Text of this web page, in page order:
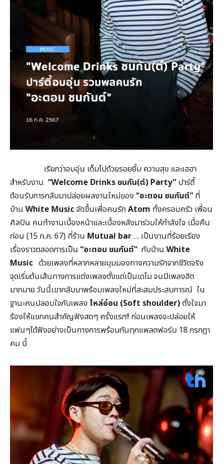
เรียกว่าอบอุ่น เต็มไปด้วยรอยยิ้ม ความสุข และเฮฮา
สำหรับงาน “Welcome Drinksชนกัน(ต์) Party” ปาร์ตี้
ต้อนรับการกลับมาปล่อยผลงานใหม่ของ “อะตอม ชนกันต์” ที่
บ้าน White Musicจัดขึ้นเพื่อคนรักAtom ทั้งครอบครัว เพื่อน
ศิลปิน คนทำงานเบื้องหน้าและเบื้องหลังมาร่วมให้กำลังใจ เมื่อคืน
ก่อน (15 ก.ค. 67) ที่ร้าน Mutual bar… เป็นงานที่ร้อยเรียง
เรื่องราวตลอดการเป็น “อะตอม ชนกันต์” กับบ้าน White
Music ด้วยเพลงที่หลากหลายมุมมองทางความรักจากชีวิตจริง
จุดเริ่มต้นเส้นทางการแต่งเพลงตั้งแต่เป็นเดโม จนมีเพลงฮิต
มากมาย วันนี้เขากลับมาพร้อมเพลงใหม่ที่สะสมประสบการณ์ ใน
ฐานะคนปลอบใจกับเพลง ไหล่อ่อน (Soft shoulder)ตั้งใจมา
ร้องให้แขกคนสำคัญ​ฟังสดๆ ครั้งแรก!! ก่อนเพลงจะปล่อยให้
แฟนๆได้ฟังอย่างเป็นทางการพร้อมกันทุกแพลตฟอร์ม​ 18 กรกฏา
คม นี้